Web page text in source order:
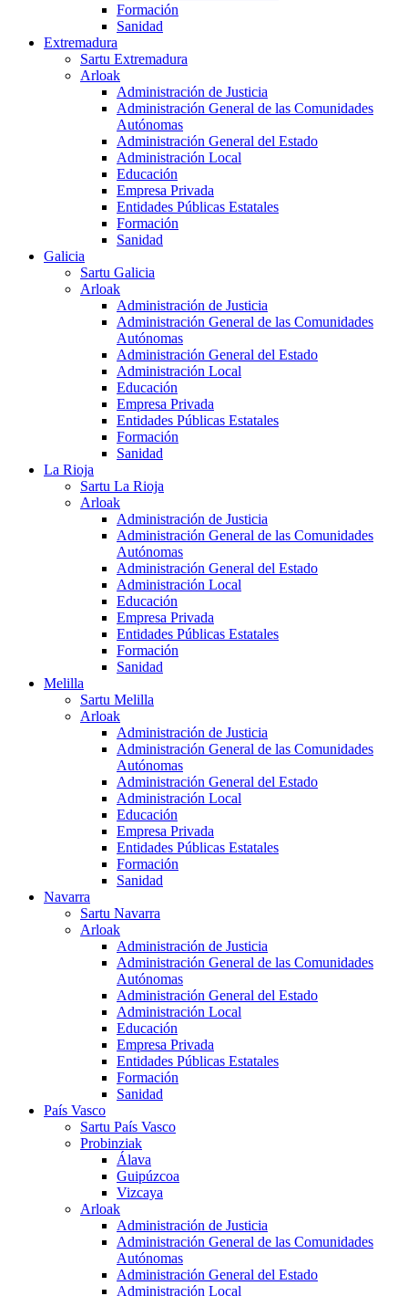
Formación
Sanidad
Extremadura
Sartu Extremadura
Arloak
Administración de Justicia
Administración General de las Comunidades
Autónomas
Administración General del Estado
Administración Local
Educación
Empresa Privada
Entidades Públicas Estatales
Formación
Sanidad
Galicia
Sartu Galicia
Arloak
Administración de Justicia
Administración General de las Comunidades
Autónomas
Administración General del Estado
Administración Local
Educación
Empresa Privada
Entidades Públicas Estatales
Formación
Sanidad
La Rioja
Sartu La Rioja
Arloak
Administración de Justicia
Administración General de las Comunidades
Autónomas
Administración General del Estado
Administración Local
Educación
Empresa Privada
Entidades Públicas Estatales
Formación
Sanidad
Melilla
Sartu Melilla
Arloak
Administración de Justicia
Administración General de las Comunidades
Autónomas
Administración General del Estado
Administración Local
Educación
Empresa Privada
Entidades Públicas Estatales
Formación
Sanidad
Navarra
Sartu Navarra
Arloak
Administración de Justicia
Administración General de las Comunidades
Autónomas
Administración General del Estado
Administración Local
Educación
Empresa Privada
Entidades Públicas Estatales
Formación
Sanidad
País Vasco
Sartu País Vasco
Probinziak
Álava
Guipúzcoa
Vizcaya
Arloak
Administración de Justicia
Administración General de las Comunidades
Autónomas
Administración General del Estado
Administración Local